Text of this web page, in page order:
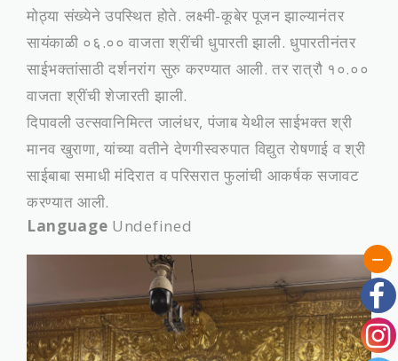
मोठ्या संख्‍येने उपस्थित होते. लक्ष्‍मी-कूबेर पूजन झाल्‍यानंतर
सायंकाळी ०६.०० वाजता श्रींची धुपारती झाली. धुपारतीनंतर
साईभक्‍तांसाठी दर्शनरांग सुरु करण्‍यात आली. तर रात्रौ १०.००
वाजता श्रींची शेजारती झाली.
दिपावली उत्‍सवानिमित्‍त जालंधर, पंजाब येथील साईभक्‍त श्री
मानव खुराणा, यांच्‍या वतीने देणगीस्‍वरुपात विद्युत रोषणाई व श्री
साईबाबा समाधी मंदिरात व परिसरात फुलांची आकर्षक सजावट
करण्‍यात आली.
Language Undefined